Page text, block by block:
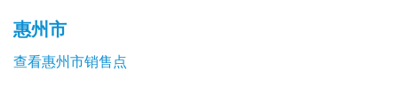
惠州市
查看惠州市销售点